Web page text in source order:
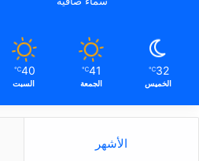
32
℃
الخميس
41
℃
الجمعة
40
℃
السبت
الأشهر